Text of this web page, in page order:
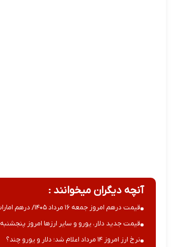
آنچه دیگران میخوانند :
قیمت درهم امروز جمعه ۱۶ مرداد ۱۴۰۵/ درهم امارات امروز چند؟
قیمت جدید دلار، یورو و سایر ارزها امروز پنجشنبه ۱۵ مرداد ۱۴۰۵
نرخ ارز امروز ۱۴ مرداد اعلام شد؛ دلار و یورو چند؟